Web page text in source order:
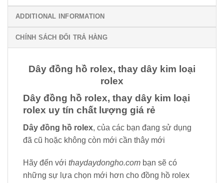
ADDITIONAL INFORMATION
CHÍNH SÁCH ĐỔI TRẢ HÀNG
Dây đồng hồ rolex, thay dây kim loại
rolex
Dây đồng hồ rolex, thay dây kim loại
rolex uy tín chất lượng giá rẻ
Dây đồng hồ rolex, của các bạn đang sử dụng
đã cũ hoặc không còn mới cần thây mới
Hãy đến với thaydaydongho.com bạn sẽ có
những sự lựa chọn mới hơn cho đồng hồ rolex